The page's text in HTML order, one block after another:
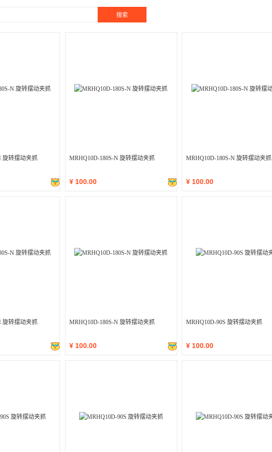
搜索
旋转摆动夹抓 MRHQ10D-180S-N 旋转摆动夹抓
¥ 100.00
MRHQ10D-180S-N 旋转摆动夹抓
¥ 100.00
旋转摆动夹抓 MRHQ10D-180S-N 旋转摆动夹抓
¥ 100.00
MRHQ10D-90S 旋转摆动夹抓
¥ 100.00